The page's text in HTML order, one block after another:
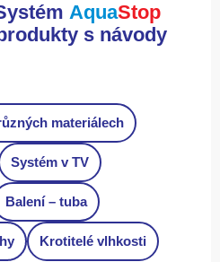
AquaStop
s návody
materiálech
Systém v TV
Balení – tuba
Krotitelé vlhkosti